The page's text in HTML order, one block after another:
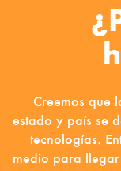
Creemos que
estado y país se
tecnologías.
medio para